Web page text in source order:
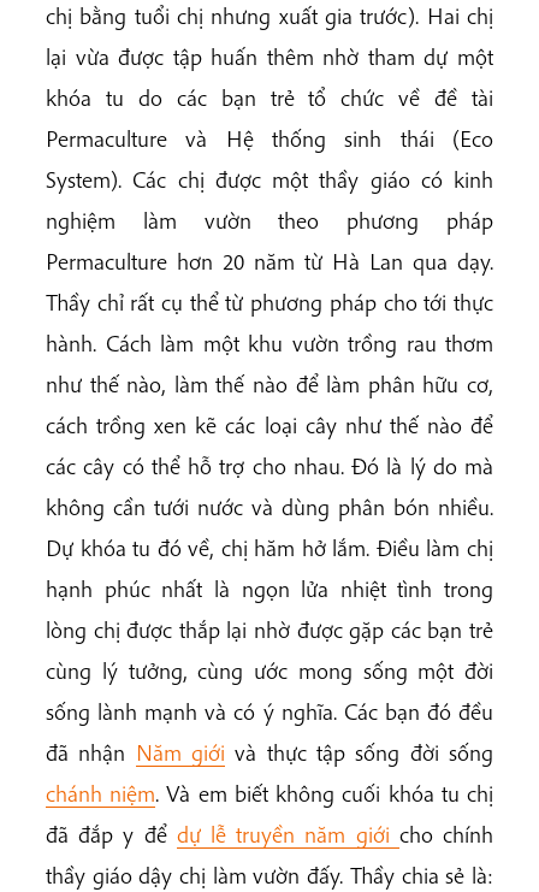
chị bằng tuổi chị nhưng xuất gia trước). Hai chị
lại vừa được tập huấn thêm nhờ tham dự một
khóa tu do các bạn trẻ tổ chức về đề tài
Permaculture và Hệ thống sinh thái (Eco
System). Các chị được một thầy giáo có kinh
nghiệm làm vườn theo phương pháp
Permaculture hơn 20 năm từ Hà Lan qua dạy.
Thầy chỉ rất cụ thể từ phương pháp cho tới thực
hành. Cách làm một khu vườn trồng rau thơm
như thế nào, làm thế nào để làm phân hữu cơ,
cách trồng xen kẽ các loại cây như thế nào để
các cây có thể hỗ trợ cho nhau. Đó là lý do mà
không cần tưới nước và dùng phân bón nhiều.
Dự khóa tu đó về, chị hăm hở lắm. Điều làm chị
hạnh phúc nhất là ngọn lửa nhiệt tình trong
lòng chị được thắp lại nhờ được gặp các bạn trẻ
cùng lý tưởng, cùng ước mong sống một đời
sống lành mạnh và có ý nghĩa. Các bạn đó đều
đã nhận Năm giới và thực tập sống đời sống
chánh niệm. Và em biết không cuối khóa tu chị
đã đắp y để dự lễ truyền năm giới cho chính
thầy giáo dậy chị làm vườn đấy. Thầy chia sẻ là: